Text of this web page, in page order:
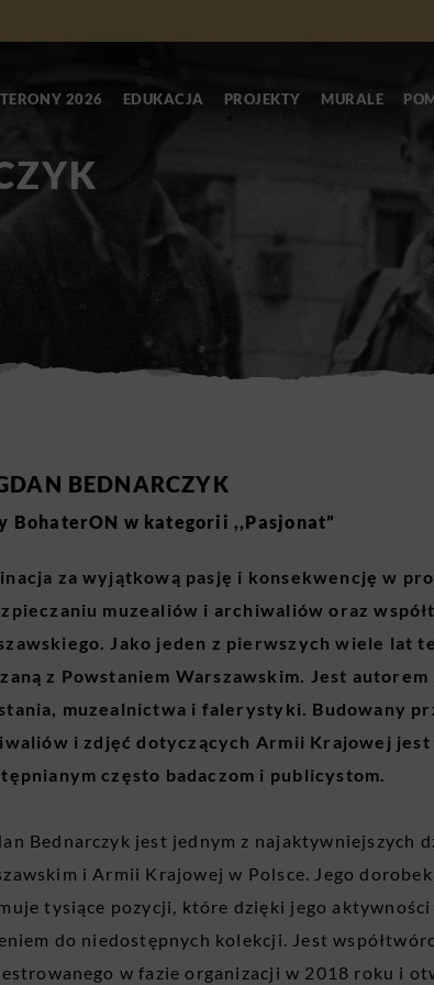
2026 EDUKACJA PROJEKTY MURALE
BEDNARCZYK
BohaterON w kategorii ,,Pasjonat”
za wyjątkową pasję i konsekwencję w
muzealiów i archiwaliów oraz
Jako jeden z pierwszych wiele lat
z Powstaniem Warszawskim. Jest
muzealnictwa i falerystyki. Budowany
i zdjęć dotyczących Armii Krajowej
często badaczom i publicystom.
Bednarczyk jest jednym z najaktywniejszych
i Armii Krajowej w Polsce. Jego
tysiące pozycji, które dzięki jego
do niedostępnych kolekcji. Jest
w fazie organizacji w 2018 roku i